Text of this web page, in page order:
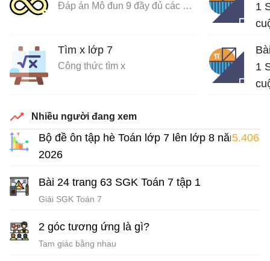
Đáp án Mô đun 9 đầy đủ các môn
Tìm x lớp 7
Công thức tìm x
1
1
Nhiều người đang xem
Bộ đề ôn tập hè Toán lớp 7 lên lớp 8 năm
2026
5.406
Bài 24 trang 63 SGK Toán 7 tập 1
Giải SGK Toán 7
2 góc tương ứng là gì?
Tam giác bằng nhau